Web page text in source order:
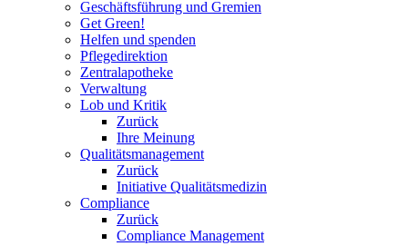
Geschäftsführung und Gremien
Get Green!
Helfen und spenden
Pflegedirektion
Zentralapotheke
Verwaltung
Lob und Kritik
Zurück
Ihre Meinung
Qualitätsmanagement
Zurück
Initiative Qualitätsmedizin
Compliance
Zurück
Compliance Management